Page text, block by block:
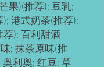
果)(推荐); 豆乳;
港式奶茶(推荐);
); 百利甜酒
; 抹茶原味(推
利奥; 红豆; 草